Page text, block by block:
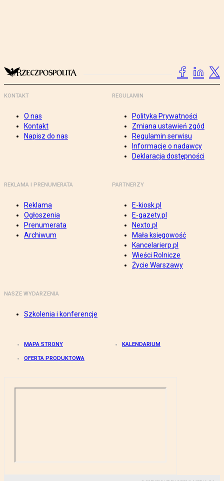
KONTAKT
O nas
Kontakt
Napisz do nas
REGULAMIN
Polityka Prywatności
Zmiana ustawień zgód
Regulamin serwisu
Informacje o nadawcy
Deklaracja dostępności
REKLAMA I PRENUMERATA
Reklama
Ogłoszenia
Prenumerata
Archiwum
PARTNERZY
E-kiosk.pl
E-gazety.pl
Nexto.pl
Mała księgowość
Kancelarierp.pl
Wieści Rolnicze
Życie Warszawy
NASZE WYDARZENIA
Szkolenia i konferencje
MAPA STRONY KALENDARIUM
OFERTA PRODUKTOWA